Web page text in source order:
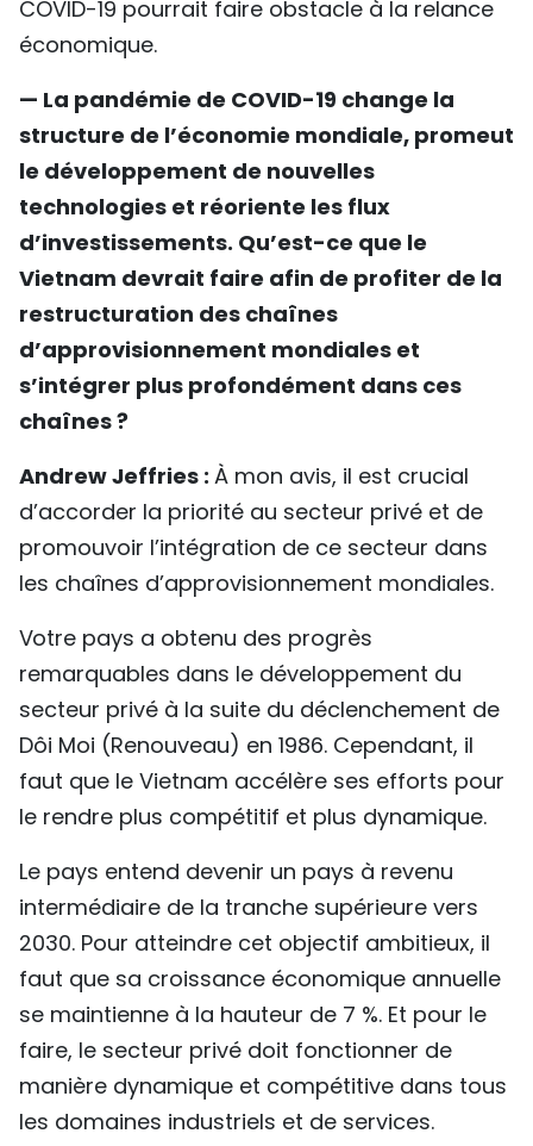
COVID-19 pourrait faire obstacle à la relance
économique.
— La pandémie de COVID-19 change la
structure de l’économie mondiale, promeut
le développement de nouvelles
technologies et réoriente les flux
d’investissements. Qu’est-ce que le
Vietnam devrait faire afin de profiter de la
restructuration des chaînes
d’approvisionnement mondiales et
s’intégrer plus profondément dans ces
chaînes ?
Andrew Jeffries : À mon avis, il est crucial
d’accorder la priorité au secteur privé et de
promouvoir l’intégration de ce secteur dans
les chaînes d’approvisionnement mondiales.
Votre pays a obtenu des progrès
remarquables dans le développement du
secteur privé à la suite du déclenchement de
Dôi Moi (Renouveau) en 1986. Cependant, il
faut que le Vietnam accélère ses efforts pour
le rendre plus compétitif et plus dynamique.
Le pays entend devenir un pays à revenu
intermédiaire de la tranche supérieure vers
2030. Pour atteindre cet objectif ambitieux, il
faut que sa croissance économique annuelle
se maintienne à la hauteur de 7 %. Et pour le
faire, le secteur privé doit fonctionner de
manière dynamique et compétitive dans tous
les domaines industriels et de services.